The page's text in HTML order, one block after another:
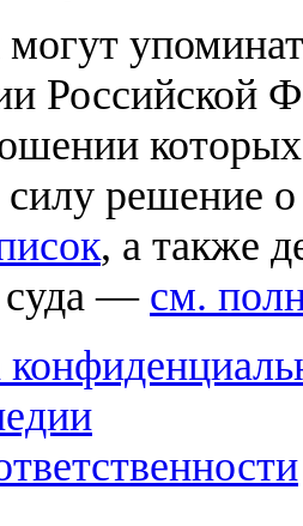
могут
Российской
решение
, а также
— см.